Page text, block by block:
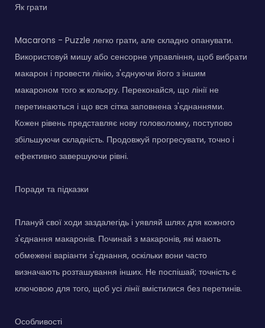
Як грати
Macarons - Puzzle легко грати, але складно опанувати.
Використовуй мишу або сенсорне управління, щоб вибрати
макарон і провести лінію, з'єднуючи його з іншим
макароном того ж кольору. Переконайся, що лінії не
перетинаються і що вся сітка заповнена з'єднаннями.
Кожен рівень представляє нову головоломку, поступово
збільшуючи складність. Продовжуй прогресувати, точно і
ефективно завершуючи рівні.
Поради та підказки
Плануй свої ходи заздалегідь і уявляй шлях для кожного
з'єднання макаронів. Починай з макаронів, які мають
обмежені варіанти з'єднання, оскільки вони часто
визначають розташування інших. Не поспішай; точність є
ключовою для того, щоб усі лінії вмістилися без перетинів.
Особливості